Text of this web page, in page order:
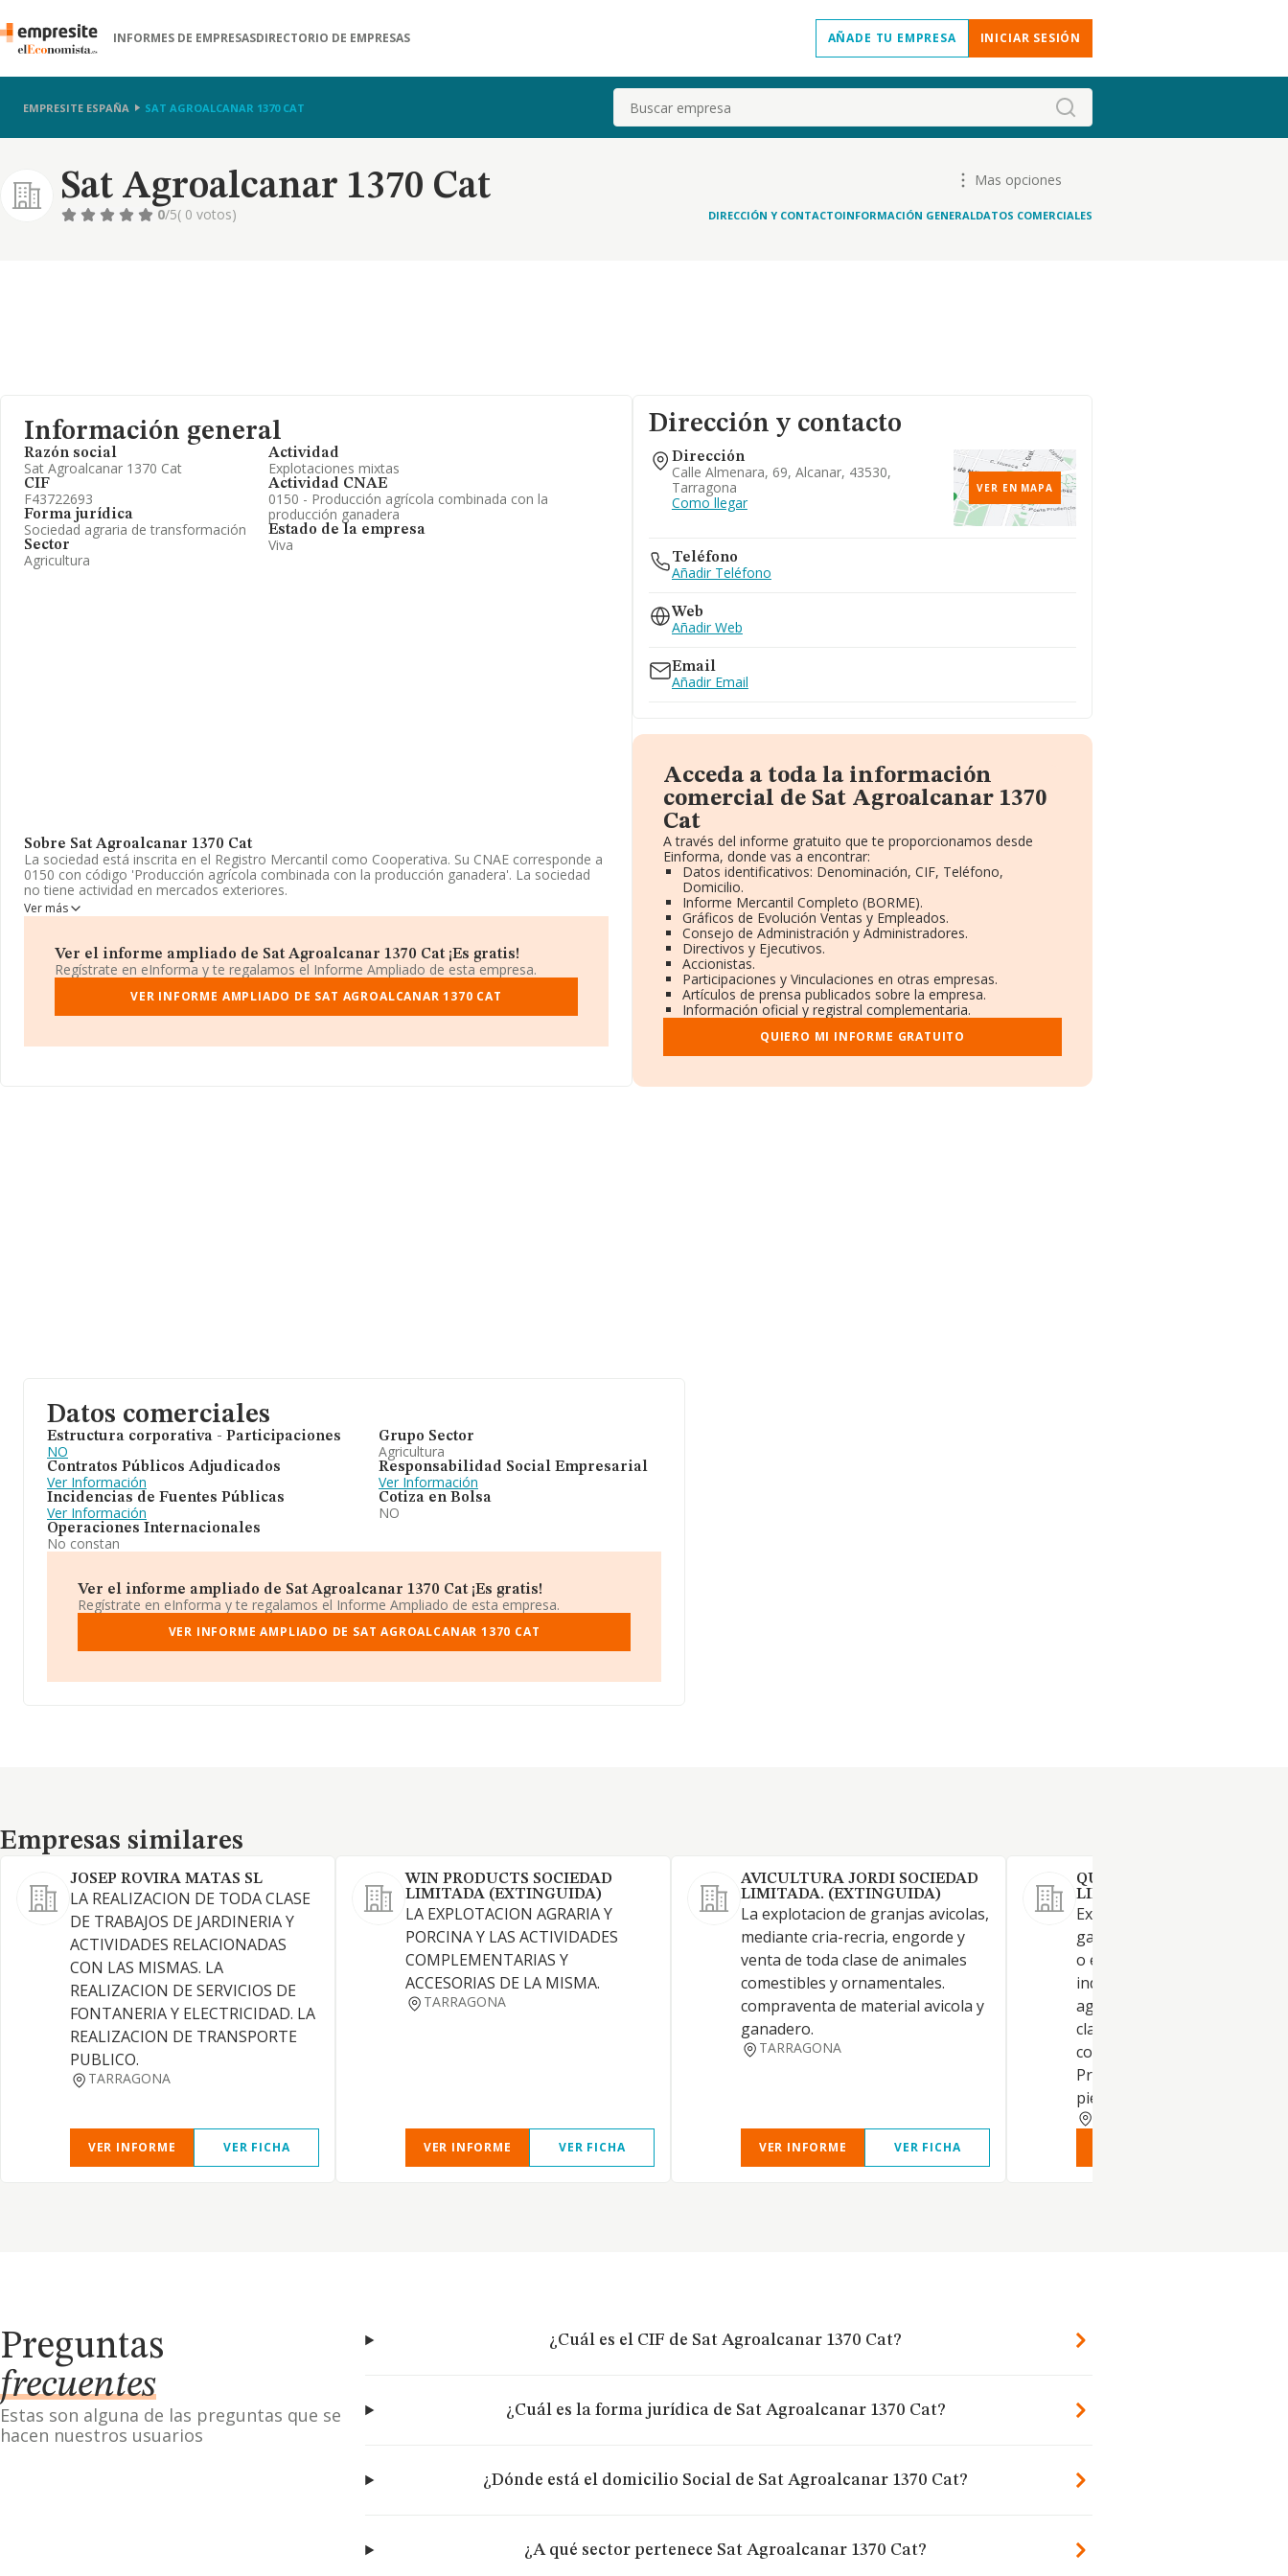
INFORMES DE EMPRESASDIRECTORIO DE EMPRESAS AÑADE TU EMPRESA INICIAR SESIÓN
EMPRESITE ESPAÑA SAT AGROALCANAR 1370 CAT Buscar
Sat Agroalcanar 1370 Cat
Mas opciones
0/5( 0 votos) DIRECCIÓN Y CONTACTOINFORMACIÓN GENERALDATOS COMERCIALES
Información general
Razón social
Sat Agroalcanar 1370 Cat
CIF
F43722693
Forma jurídica
Sociedad agraria de transformación
Sector
Agricultura
Actividad
Explotaciones mixtas
Actividad CNAE
0150 - Producción agrícola combinada con la
producción ganadera
Estado de la empresa
Viva
Sobre Sat Agroalcanar 1370 Cat
La sociedad está inscrita en el Registro Mercantil como Cooperativa. Su CNAE corresponde a
0150 con código 'Producción agrícola combinada con la producción ganadera'. La sociedad
no tiene actividad en mercados exteriores.
La sociedadSat Agroalcanar 1370 Cat, NIF F43722693, tiene su domicilio social
En relación con el sector y disponiendo de los datos de hasta 9.787 empresas, la facturación
en el ámbito nacional alcanza los 2.873 millones de euros y la media entre todas las
compañías es de 293 mil euros de ventas. En cuanto a la información relativa a la provincia
de Tarragona, en la base de datos INFORMA constan 119 empresas, cuyas ventas han
ámbito de la empresa, la media de empleados es de 2; la media de antigüedad desde la
Ver más
Ver el informe ampliado de Sat Agroalcanar 1370 Cat ¡Es gratis!
Regístrate en eInforma y te regalamos el Informe Ampliado de esta empresa.
VER INFORME AMPLIADO DE SAT AGROALCANAR 1370 CAT
Dirección y contacto
Dirección
Calle Almenara, 69, Alcanar, 43530,
Tarragona
Como llegar
VER EN MAPA
Teléfono
Añadir Teléfono
Web
Añadir Web
Email
Añadir Email
Acceda a toda la información
comercial de Sat Agroalcanar 1370
Cat
A través del informe gratuito que te proporcionamos desde
Einforma, donde vas a encontrar:
Datos identificativos: Denominación, CIF, Teléfono,
Domicilio.
Informe Mercantil Completo (BORME).
Gráficos de Evolución Ventas y Empleados.
Consejo de Administración y Administradores.
Directivos y Ejecutivos.
Accionistas.
Participaciones y Vinculaciones en otras empresas.
Artículos de prensa publicados sobre la empresa.
Información oficial y registral complementaria.
QUIERO MI INFORME GRATUITO
Datos comerciales
Estructura corporativa - Participaciones
NO
Contratos Públicos Adjudicados
Ver Información
Incidencias de Fuentes Públicas
Ver Información
Operaciones Internacionales
No constan
Grupo Sector
Agricultura
Responsabilidad Social Empresarial
Ver Información
Cotiza en Bolsa
NO
Ver el informe ampliado de Sat Agroalcanar 1370 Cat ¡Es gratis!
Regístrate en eInforma y te regalamos el Informe Ampliado de esta empresa.
VER INFORME AMPLIADO DE SAT AGROALCANAR 1370 CAT
Empresas similares
Empresas similares
JOSEP ROVIRA MATAS SL
LA REALIZACION DE TODA CLASE
DE TRABAJOS DE JARDINERIA Y
ACTIVIDADES RELACIONADAS
CON LAS MISMAS. LA
REALIZACION DE SERVICIOS DE
FONTANERIA Y ELECTRICIDAD. LA
REALIZACION DE TRANSPORTE
PUBLICO.
TARRAGONA
VER INFORME VER FICHA
WIN PRODUCTS SOCIEDAD
LIMITADA (EXTINGUIDA)
LA EXPLOTACION AGRARIA Y
PORCINA Y LAS ACTIVIDADES
COMPLEMENTARIAS Y
ACCESORIAS DE LA MISMA.
TARRAGONA
VER INFORME VER FICHA
AVICULTURA JORDI SOCIEDAD
LIMITADA. (EXTINGUIDA)
La explotacion de granjas avicolas,
mediante cria-recria, engorde y
venta de toda clase de animales
comestibles y ornamentales.
compraventa de material avicola y
ganadero.
TARRAGONA
VER INFORME VER FICHA
QUERCANIA 2024,
LIMITADA.
Explotaciones agrícolas y/o
ganaderas y/o forestales,
o en arrendamiento,
industrialización de
agrícolas y alimentarios de
clase, su producción,
comercialización y venta.
Producción y
piensos y harinas
Preguntas
frecuentes
Estas son alguna de las preguntas que se
hacen nuestros usuarios
¿Cuál es el CIF de Sat Agroalcanar 1370 Cat?
¿Cuál es la forma jurídica de Sat Agroalcanar 1370 Cat?
¿Dónde está el domicilio Social de Sat Agroalcanar 1370 Cat?
¿A qué sector pertenece Sat Agroalcanar 1370 Cat?